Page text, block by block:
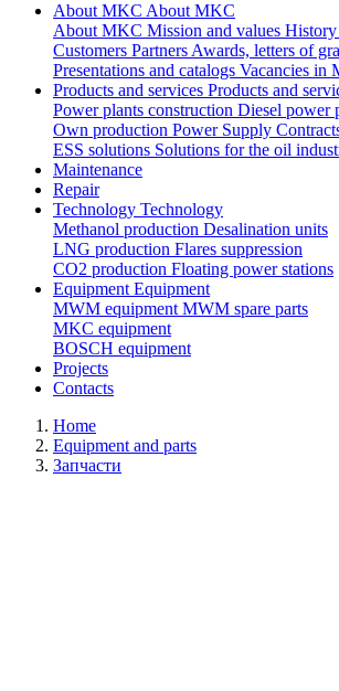
About MKC About MKC
About MKC Mission and values History
Customers PartnersAwards, letters of
Presentations and catalogs Vacancies in
Products and services Products and
Power plants construction Diesel power
Own production Power Supply
ESS solutions Solutions for the oil
Maintenance
Repair
Technology Technology
Methanol production Desalination units
LNG production Flares suppression
СО2 production Floating power stations
EquipmentEquipment
MWM equipmentMWM spare parts
MKC equipment
BOSCH equipment
Projects
Contacts
Home
Equipment and parts
Запчасти